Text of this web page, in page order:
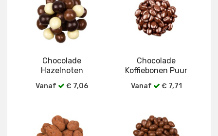
Chocolade
Hazelnoten
Vanaf € 7,06
Chocolade
Koffiebonen Puur
Vanaf € 7,71